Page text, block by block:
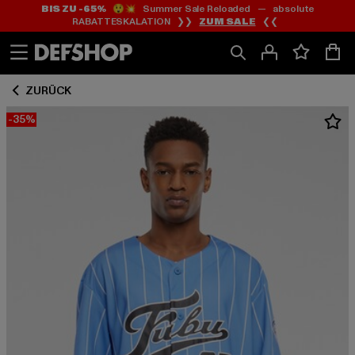
Zum
Inhalt
springen
Zum
Fußzeile
springen
BIS ZU -65%😲💥 Summer Sale Reloaded — absolute
RABATTESKALATION ❯❯ ZUM SALE ❮❮
ZURÜCK
-35%